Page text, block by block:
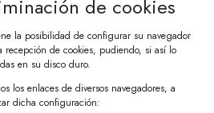
de cookies
la posibilidad de configurar su navegador
de cookies, pudiendo, si así lo
en su disco duro.
los enlaces de diversos navegadores, a
dicha configuración: